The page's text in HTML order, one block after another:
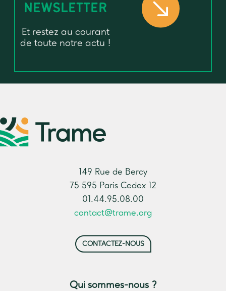
NEWSLETTER
Et restez au courant
de toute notre actu !
149 Rue de Bercy
75 595 Paris Cedex 12
01.44.95.08.00
contact@trame.org
CONTACTEZ-NOUS
Qui sommes-nous ?